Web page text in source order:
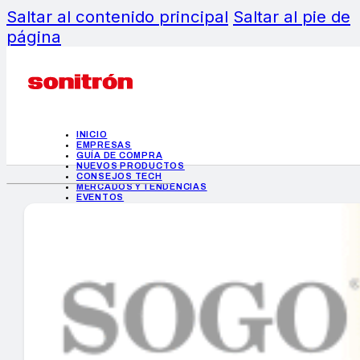
Saltar al contenido principal Saltar al pie de
página
INICIO
EMPRESAS
GUÍA DE COMPRA
NUEVOS PRODUCTOS
CONSEJOS TECH
MERCADOS Y TENDENCIAS
EVENTOS
INICIO
EMPRESAS